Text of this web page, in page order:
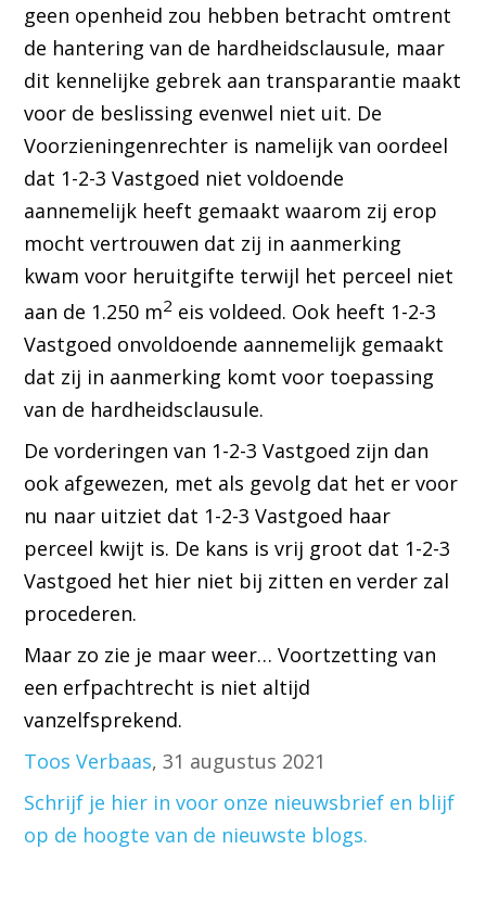
geen openheid zou hebben betracht omtrent
de hantering van de hardheidsclausule, maar
dit kennelijke gebrek aan transparantie maakt
voor de beslissing evenwel niet uit. De
Voorzieningenrechter is namelijk van oordeel
dat 1-2-3 Vastgoed niet voldoende
aannemelijk heeft gemaakt waarom zij erop
mocht vertrouwen dat zij in aanmerking
kwam voor heruitgifte terwijl het perceel niet
aan de 1.250 m2 eis voldeed. Ook heeft 1-2-3
Vastgoed onvoldoende aannemelijk gemaakt
dat zij in aanmerking komt voor toepassing
van de hardheidsclausule.
De vorderingen van 1-2-3 Vastgoed zijn dan
ook afgewezen, met als gevolg dat het er voor
nu naar uitziet dat 1-2-3 Vastgoed haar
perceel kwijt is. De kans is vrij groot dat 1-2-3
Vastgoed het hier niet bij zitten en verder zal
procederen.
Maar zo zie je maar weer… Voortzetting van
een erfpachtrecht is niet altijd
vanzelfsprekend.
Toos Verbaas, 31 augustus 2021
Schrijf je hier in voor onze nieuwsbrief en blijf
op de hoogte van de nieuwste blogs.